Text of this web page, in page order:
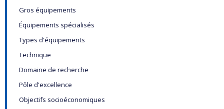
Gros équipements
Équipements spécialisés
Types d'équipements
Technique
Domaine de recherche
Pôle d'excellence
Objectifs socioéconomiques